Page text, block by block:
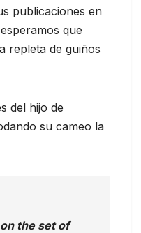
publicaciones en
que
repleta de guiños
del hijo de
su cameo la
the set of